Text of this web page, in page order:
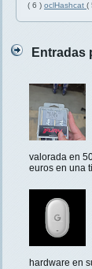
( 6 ) oclHashcat (
Entradas
valorada en
euros en una
hardware en